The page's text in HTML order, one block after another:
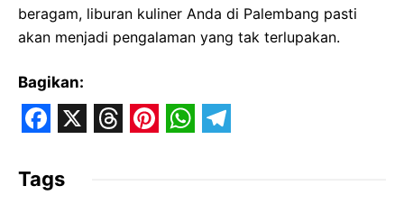
beragam, liburan kuliner Anda di Palembang pasti
akan menjadi pengalaman yang tak terlupakan.
Bagikan:
a
Tags